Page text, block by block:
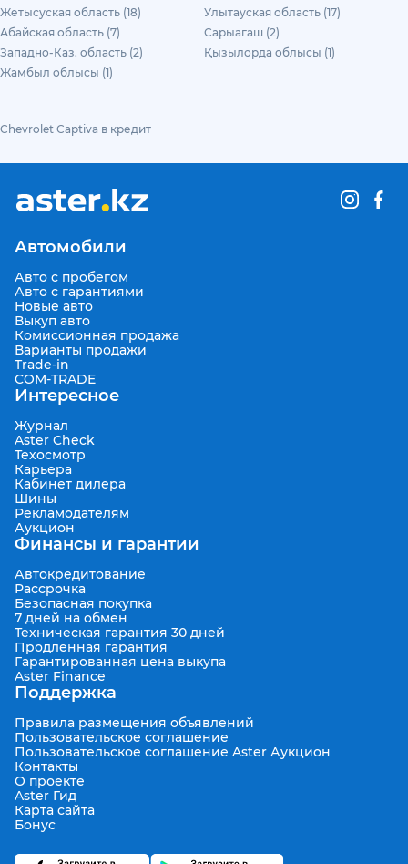
Жетысуская область (18)
Улытауская область (17)
Абайская область (7)
Сарыагаш (2)
Западно-Каз. область (2)
Қызылорда облысы (1)
Жамбыл облысы (1)
Chevrolet Captiva в кредит
Автомобили
Авто с пробегом
Авто с гарантиями
Новые авто
Выкуп авто
Комиссионная продажа
Варианты продажи
Trade-in
COM-TRADE
Интересное
Журнал
Aster Check
Техосмотр
Карьера
Кабинет дилера
Шины
Рекламодателям
Аукцион
Финансы и гарантии
Автокредитование
Рассрочка
Безопасная покупка
7 дней на обмен
Техническая гарантия 30 дней
Продленная гарантия
Гарантированная цена выкупа
Aster Finance
Поддержка
Правила размещения объявлений
Пользовательское соглашение
Пользовательское соглашение Aster Аукцион
Контакты
О проекте
Aster Гид
Карта сайта
Бонус